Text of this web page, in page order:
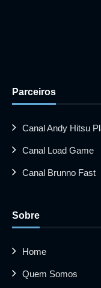
Parceiros
Canal Andy Hitsu
Canal Load Game
Canal Brunno Fast
Sobre
Home
Quem Somos